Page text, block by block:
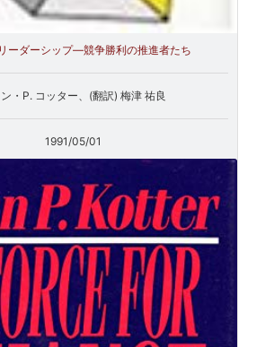
ーダーシップ―競争勝利の推進者たち
・P. コッター、(翻訳) 梅津 祐良
1991/05/01